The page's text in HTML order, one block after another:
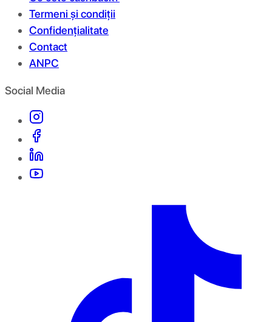
Termeni și condiții
Confidențialitate
Contact
ANPC
Social Media